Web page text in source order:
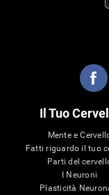
Il Tuo
Mente e
Fatti riguardo il tuo
Parti del
I Neuroni
Plasticità